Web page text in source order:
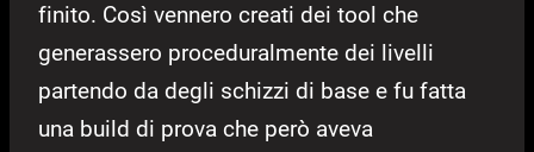
finito. Così vennero creati dei tool che
generassero proceduralmente dei livelli
partendo da degli schizzi di base e fu fatta
una build di prova che però aveva